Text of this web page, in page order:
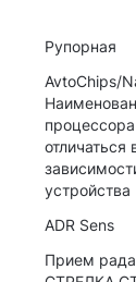
Рупорная
AvtoChips/
отличаться
устройства
ADR Sens
Прием